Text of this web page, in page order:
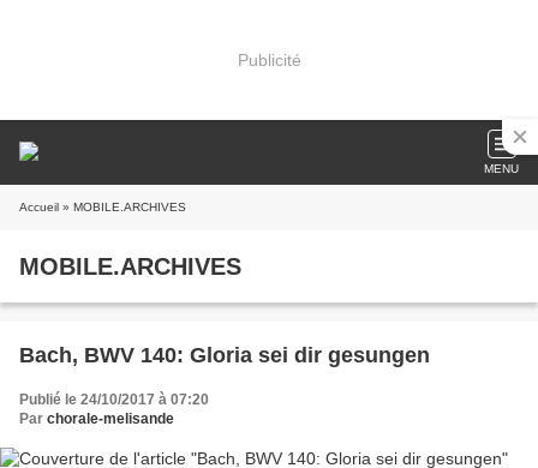
Publicité
MENU
Accueil » MOBILE.ARCHIVES
MOBILE.ARCHIVES
Bach, BWV 140: Gloria sei dir gesungen
Publié le 24/10/2017 à 07:20
Par chorale-melisande